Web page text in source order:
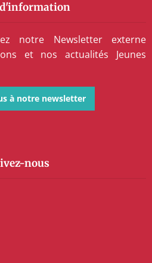
notre Newsletter externe
et nos actualités Jeunes
à notre newsletter
nous